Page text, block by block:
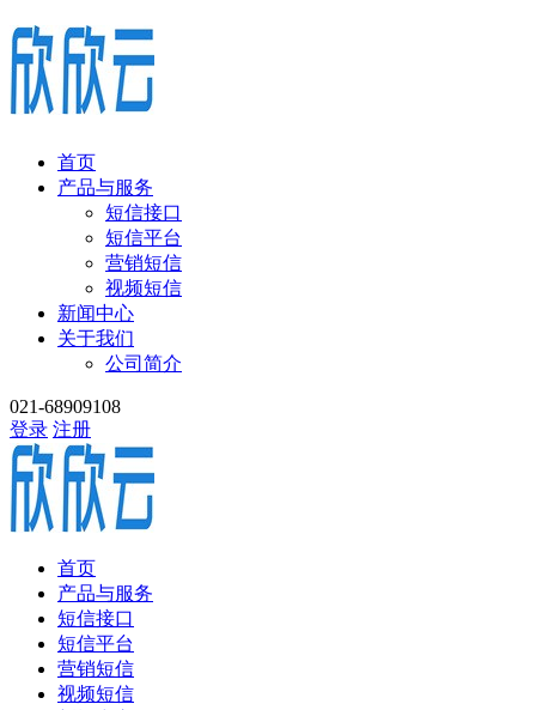
首页
产品与服务
短信接口
短信平台
营销短信
视频短信
新闻中心
关于我们
公司简介
021-68909108
登录 注册
首页
产品与服务
短信接口
短信平台
营销短信
视频短信